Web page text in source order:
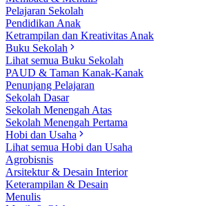
Pelajaran Sekolah
Pendidikan Anak
Ketrampilan dan Kreativitas Anak
Buku Sekolah
Lihat semua Buku Sekolah
PAUD & Taman Kanak-Kanak
Penunjang Pelajaran
Sekolah Dasar
Sekolah Menengah Atas
Sekolah Menengah Pertama
Hobi dan Usaha
Lihat semua Hobi dan Usaha
Agrobisnis
Arsitektur & Desain Interior
Keterampilan & Desain
Menulis